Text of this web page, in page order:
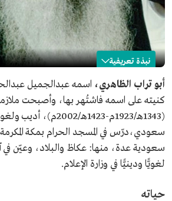
نبذة تعريفية
أبو تراب الظاهري
الاسم
أبو تراب الظاهري.
التصنيف
أديب ولغوي، وعالم
تاريخ الميلاد
1923م.
مكان الميلاد
بلدة أحمد بور الشرقية ببلاد
2002م.
أبو تراب الظاهري، اسمه عبدالجميل
كنيته على اسمه فاشتُهر بها، وأصبحت
(1343هـ/1923م-1423هـ/
سعودي،درّس في المسجد الحرام بمكة
سعودية عدة، منها: عكاظ والبلاد، وعيّن في
لغويًّا ودينيًّا في وزارة الإعلام.
حياته